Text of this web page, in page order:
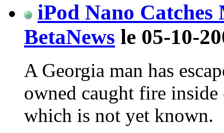
iPod Nano
BetaNews le 05-10-
A Georgia man has
owned caught fire
which is not yet known.